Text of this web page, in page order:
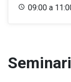
09:00 a